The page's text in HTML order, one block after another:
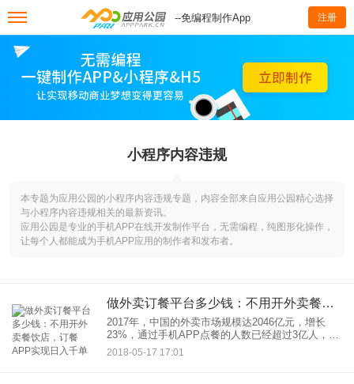
--免编程制作App 注册
小程序内容违规
本专题为应用公园的小程序内容违规专题，内容全部来自应用公园精心选择
与小程序内容违规相关的最新资讯。
应用公园是专业的手机APP在线开发制作平台，无需编程，纯图形化操作，
让每个人都能成为手机APP应用的制作者和发布者。
做外卖订餐平台多少钱：不用开外卖餐饮店，订餐APP实现日入千单
2017年，中国的外卖市场规模达2046亿元，增长
23%，通过手机APP点餐的人数已经超过3亿人，增
长达18%。餐饮作为传统行业，随着外卖市场的飞
速增长，伴随线下市场的下滑。转型电商已经成为
2018-05-17 17:01